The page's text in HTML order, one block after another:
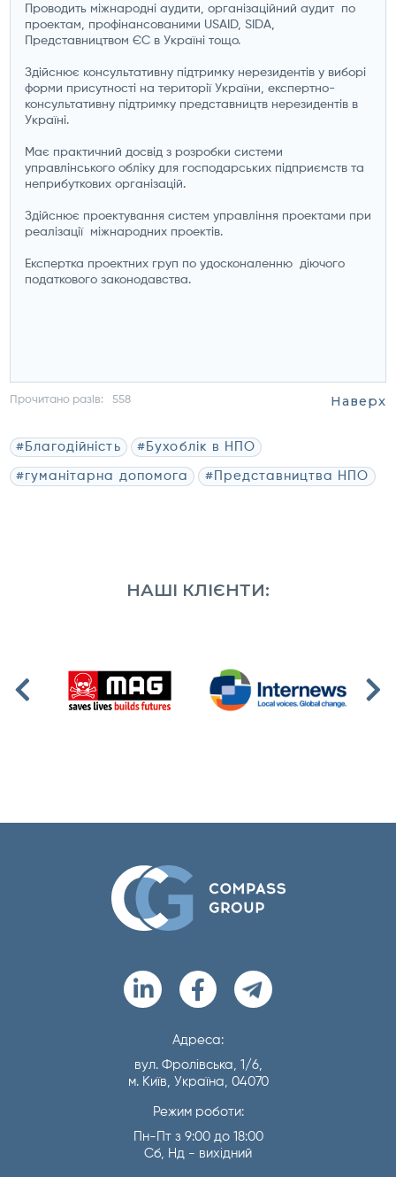
Проводить міжнародні аудити, організаційний аудит по
проектам, профінансованими USAID, SIDA,
Представництвом ЄС в Україні тощо.
Здійснює консультативну підтримку нерезидентів у виборі
форми присутності на території України, експертно-
консультативну підтримку представництв нерезидентів в
Україні.
Має практичний досвід з розробки системи
управлінського обліку для господарських підприємств та
неприбуткових організацій.
Здійснює проектування систем управління проектами при
реалізації міжнародних проектів.
Експертка проектних груп по удосконаленню діючого
податкового законодавства.
Прочитано разів: 558 Наверх
#Благодійність #Бухоблік в НПО
#гуманітарна допомога #Представництва НПО
НАШІ КЛІЄНТИ:
Адреса:
вул. Фролівська, 1/6,
м. Київ, Україна, 04070
Режим роботи:
Пн-Пт з 9:00 до 18:00
Сб, Нд - вихідний